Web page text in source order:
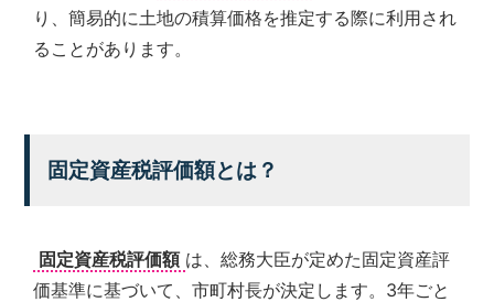
り、簡易的に土地の積算価格を推定する際に利用され
ることがあります。
固定資産税評価額とは？
固定資産税評価額 は、総務大臣が定めた固定資産評
価基準に基づいて、市町村長が決定します。3年ごと